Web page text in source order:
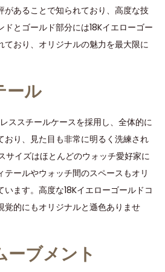
d
i
n
があることで知られており、高度な技
とゴールド部分には18Kイエローゴー
ており、オリジナルの魅力を最大限に
ール
ススチールケースを採用し、全体的に
おり、見た目も非常に明るく洗練され
サイズはほとんどのウォッチ愛好家に
ールやウォッチ間のスペースもオリ
ます。高度な18Kイエローゴールドコ
覚的にもオリジナルと遜色ありませ
ーブメント